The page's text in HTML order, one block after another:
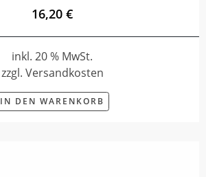
16,20 €
inkl. 20 % MwSt.
zzgl. Versandkosten
IN DEN WARENKORB